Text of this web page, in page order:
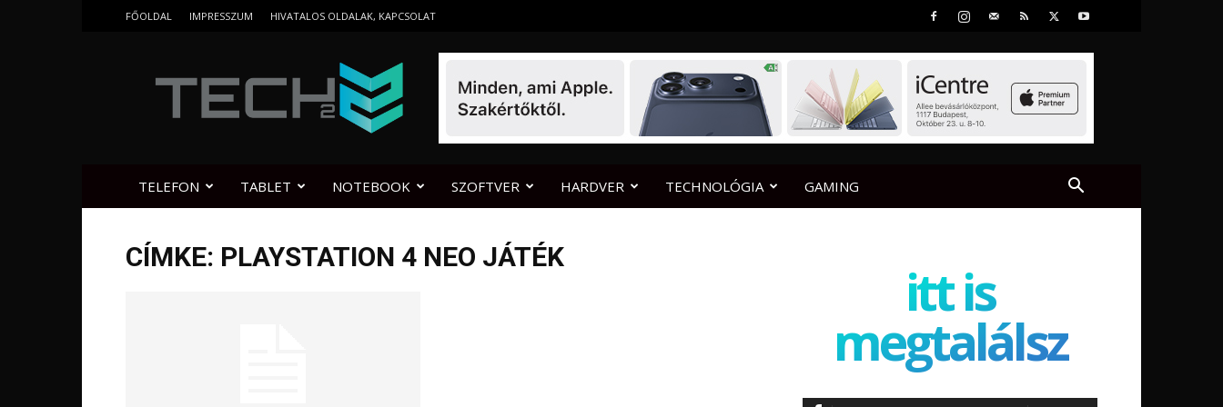
FŐOLDAL IMPRESSZUM HIVATALOS OLDALAK, KAPCSOLAT
TELEFON TABLET NOTEBOOK SZOFTVER HARDVER TECHNOLÓGIA GAMING
CÍMKE: PLAYSTATION 4 NEO JÁTÉK
itt is
megtalálsz